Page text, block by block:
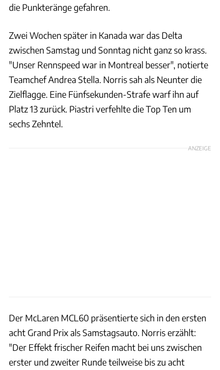
die Punkteränge gefahren.
Zwei Wochen später in Kanada war das Delta
zwischen Samstag und Sonntag nicht ganz so krass.
"Unser Rennspeed war in Montreal besser", notierte
Teamchef Andrea Stella. Norris sah als Neunter die
Zielflagge. Eine Fünfsekunden-Strafe warf ihn auf
Platz 13 zurück. Piastri verfehlte die Top Ten um
sechs Zehntel.
ANZEIGE
Der McLaren MCL60 präsentierte sich in den ersten
acht Grand Prix als Samstagsauto. Norris erzählt:
"Der Effekt frischer Reifen macht bei uns zwischen
erster und zweiter Runde teilweise bis zu acht